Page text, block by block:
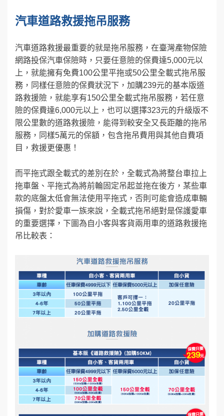
汽車道路救援拖吊服務
汽車道路救援最重要的就是拖吊服務，在臺灣產物保險
網路投保汽車保險時，只要任意險的保費達5,000元以
上，就能擁有免費100公里平拖或50公里全載式拖吊服
務，同樣任意險的保費狀況下，加購239元的基本版道
路救援險，就能享有150公里全載式拖吊服務，若任意
險的保費達6,000元以上，也可以選擇323元的升級版不
限公里數的道路救援險，能得到較安全又長距離的拖吊
服務，同樣5萬元的保額，包含拖吊費用與其他自費項
目，救援更優惠！
而平拖式跟全載式的差別在於，全載式為將整台車拉上
拖車盤、平拖式為將前輪固定吊起並拖在後方，某些車
款的底盤太低會無法使用平拖式，否則可能會造成車輛
損傷，對於愛車一族來說，全載式拖吊絕對是保護愛車
的重要選擇，下圖為自小客與客貨兩用車的道路救援拖
吊比較表：